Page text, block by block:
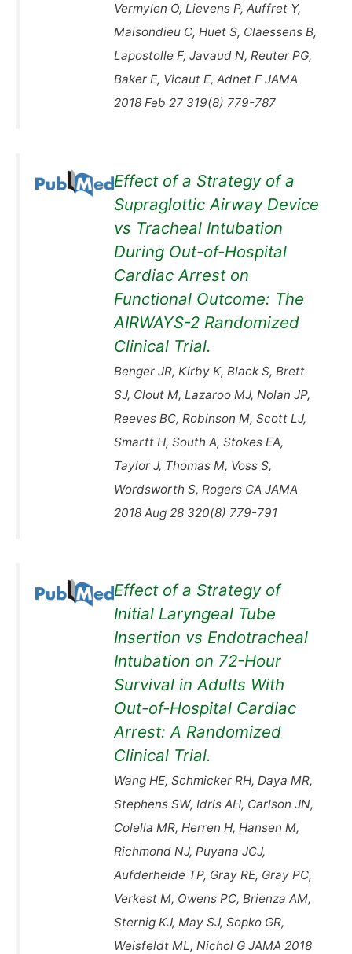
Vermylen O, Lievens P, Auffret Y,
Maisondieu C, Huet S, Claessens B,
Lapostolle F, Javaud N, Reuter PG,
Baker E, Vicaut E, Adnet F JAMA
2018 Feb 27 319(8) 779-787
Effect of a Strategy of a
Supraglottic Airway Device
vs Tracheal Intubation
During Out-of-Hospital
Cardiac Arrest on
Functional Outcome: The
AIRWAYS-2 Randomized
Clinical Trial.
Benger JR, Kirby K, Black S, Brett
SJ, Clout M, Lazaroo MJ, Nolan JP,
Reeves BC, Robinson M, Scott LJ,
Smartt H, South A, Stokes EA,
Taylor J, Thomas M, Voss S,
Wordsworth S, Rogers CA JAMA
2018 Aug 28 320(8) 779-791
Effect of a Strategy of
Initial Laryngeal Tube
Insertion vs Endotracheal
Intubation on 72-Hour
Survival in Adults With
Out-of-Hospital Cardiac
Arrest: A Randomized
Clinical Trial.
Wang HE, Schmicker RH, Daya MR,
Stephens SW, Idris AH, Carlson JN,
Colella MR, Herren H, Hansen M,
Richmond NJ, Puyana JCJ,
Aufderheide TP, Gray RE, Gray PC,
Verkest M, Owens PC, Brienza AM,
Sternig KJ, May SJ, Sopko GR,
Weisfeldt ML, Nichol G JAMA 2018